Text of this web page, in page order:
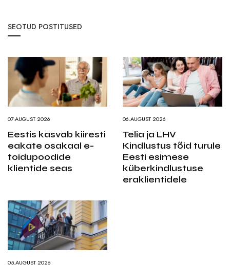
SEOTUD POSTITUSED
07.AUGUST 2026
Eestis kasvab kiiresti
eakate osakaal e-
toidupoodide
klientide seas
06.AUGUST 2026
Telia ja LHV
Kindlustus tõid turule
Eesti esimese
küberkindlustuse
eraklientidele
05.AUGUST 2026